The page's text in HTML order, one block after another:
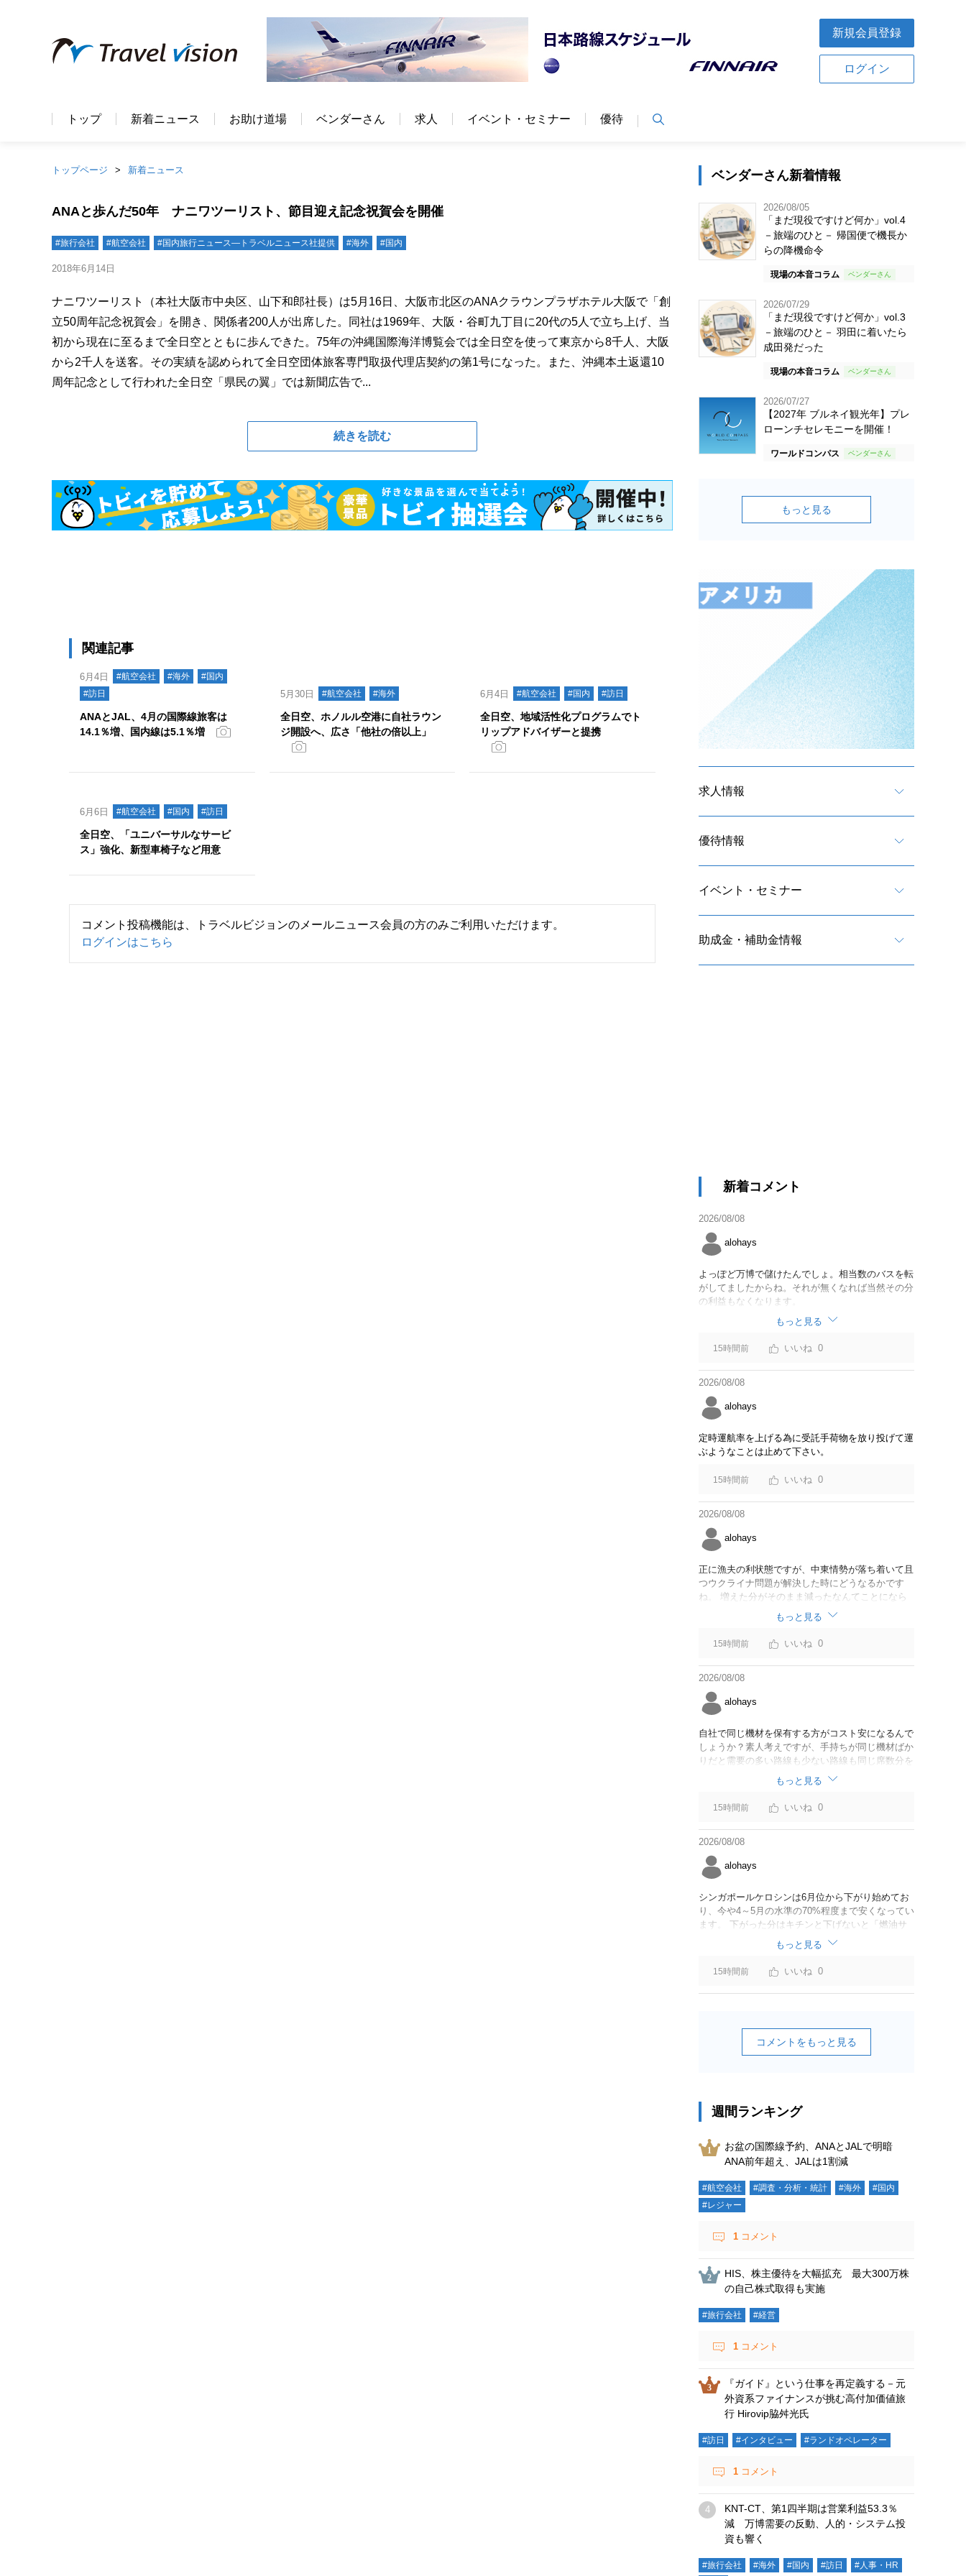
新規会員登録
ログイン
トップ 新着ニュース お助け道場 ベンダーさん 求人 イベント・セミナー 優待
トップページ 新着ニュース
ANAと歩んだ50年 ナニワツーリスト、節目迎え記念祝賀会を開催
#旅行会社 #航空会社 #国内旅行ニュース―トラベルニュース社提供 #海外 #国内
2018年6月14日
ナニワツーリスト（本社大阪市中央区、山下和郎社長）は5月16日、大阪市北区のANAクラウンプラザホテル大阪で「創
立50周年記念祝賀会」を開き、関係者200人が出席した。同社は1969年、大阪・谷町九丁目に20代の5人で立ち上げ、当
初から現在に至るまで全日空とともに歩んできた。75年の沖縄国際海洋博覧会では全日空を使って東京から8千人、大阪
から2千人を送客。その実績を認められて全日空団体旅客専門取扱代理店契約の第1号になった。また、沖縄本土返還10
周年記念として行われた全日空「県民の翼」では新聞広告で...
続きを読む
関連記事
6月4日 #航空会社 #海外
#国内
#訪日
ANAとJAL、4月の国際線旅客は
14.1％増、国内線は5.1％増
5月30日 #航空会社 #海外
全日空、ホノルル空港に自社ラウン
ジ開設へ、広さ「他社の倍以上」
6月4日 #航空会社 #国内 #訪日
全日空、地域活性化プログラムでト
リップアドバイザーと提携
6月6日 #航空会社 #国内 #訪日
全日空、「ユニバーサルなサービ
ス」強化、新型車椅子など用意
コメント投稿機能は、トラベルビジョンのメールニュース会員の方のみご利用いただけます。
ログインはこちら
ベンダーさん新着情報
2026/08/05
「まだ現役ですけど何か」vol.4
－旅端のひと－ 帰国便で機長か
らの降機命令
現場の本音コラム
2026/07/29
「まだ現役ですけど何か」vol.3
－旅端のひと－ 羽田に着いたら
成田発だった
現場の本音コラム
2026/07/27
【2027年 ブルネイ観光年】プレ
ローンチセレモニーを開催！
ワールドコンパス
もっと見る
求人情報
優待情報
イベント・セミナー
助成金・補助金情報
新着コメント
2026/08/08
alohays
よっぽど万博で儲けたんでしょ。相当数のバスを転
がしてましたからね。それが無くなれば当然その分
の利益もなくなります。
もっと見る
15時間前 0
2026/08/08
alohays
定時運航率を上げる為に受託手荷物を放り投げて運
ぶようなことは止めて下さい。
15時間前 0
2026/08/08
alohays
正に漁夫の利状態ですが、中東情勢が落ち着いて且
つウクライナ問題が解決した時にどうなるかです
ね。 増えた分がそのまま減ったなんてことになら
なければいいですが。
もっと見る
15時間前 0
2026/08/08
alohays
自社で同じ機材を保有する方がコスト安になるんで
しょうか？素人考えですが、手持ちが同じ機材ばか
りだと需要の多い路線も少ない路線も同じ席数分を
供給することになるので、需要が多い路線には大型
機材を当て、少ない路線には小型機材を当てるな
ど、席数を調整するにはリース契約の方が対応しや
すいと思いました。
もっと見る
15時間前 0
2026/08/08
alohays
シンガポールケロシンは6月位から下がり始めてお
り、今や4～5月の水準の70%程度まで安くなってい
ます。 下がった分はキチンと下げないと「燃油サ
ーチャージ＝利益」と判断されますよ。
もっと見る
15時間前 0
コメントをもっと見る
週間ランキング
お盆の国際線予約、ANAとJALで明暗
ANA前年超え、JALは1割減
#航空会社 #調査・分析・統計 #海外
#国内
#レジャー
1 コメント
HIS、株主優待を大幅拡充 最大300万株
の自己株式取得も実施
#旅行会社 #経営
1 コメント
『ガイド』という仕事を再定義する－元
外資系ファイナンスが挑む高付加価値旅
行 Hirovip脇舛光氏
#訪日 #インタビュー #ランドオペレーター
1 コメント
KNT-CT、第1四半期は営業利益53.3％
減 万博需要の反動、人的・システム投
資も響く
#旅行会社 #海外 #国内 #訪日 #人事・HR